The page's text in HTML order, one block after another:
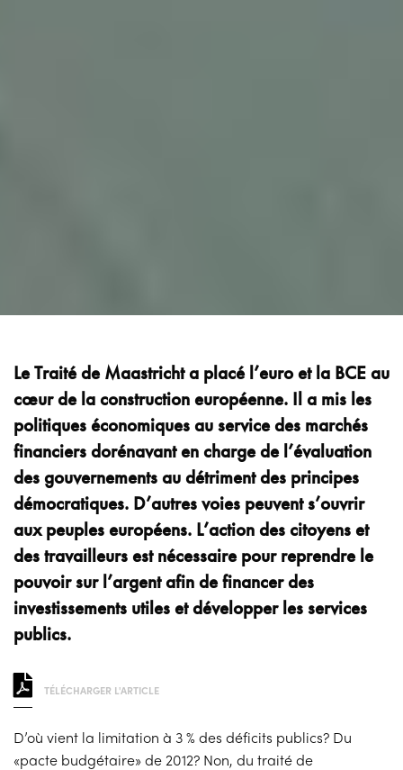
Le Traité de Maastricht a placé l’euro et la BCE au
cœur de la construction européenne. Il a mis les
politiques économiques au service des marchés
financiers dorénavant en charge de l’évaluation
des gouvernements au détriment des principes
démocratiques. D’autres voies peuvent s’ouvrir
aux peuples européens. L’action des citoyens et
des travailleurs est nécessaire pour reprendre le
pouvoir sur l’argent afin de financer des
investissements utiles et développer les services
publics.
TÉLÉCHARGER L'ARTICLE
D’où vient la limitation à 3 % des déficits publics? Du
«pacte budgétaire» de 2012? Non, du traité de